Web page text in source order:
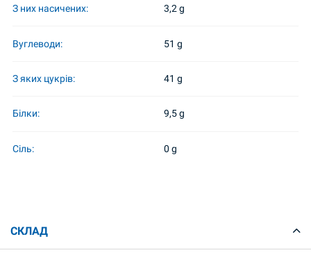
З них насичених: 3,2 g
Вуглеводи: 51 g
З яких цукрів: 41 g
Білки: 9,5 g
Сіль: 0 g
СКЛАД